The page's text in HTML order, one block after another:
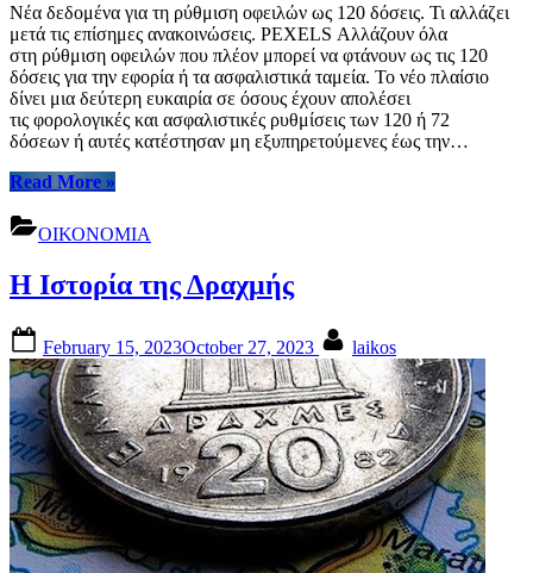
Νέα δεδομένα για τη ρύθμιση οφειλών ως 120 δόσεις. Τι αλλάζει
μετά τις επίσημες ανακοινώσεις. PEXELS Αλλάζουν όλα
στη ρύθμιση οφειλών που πλέον μπορεί να φτάνουν ως τις 120
δόσεις για την εφορία ή τα ασφαλιστικά ταμεία. Το νέο πλαίσιο
δίνει μια δεύτερη ευκαιρία σε όσους έχουν απολέσει
τις φορολογικές και ασφαλιστικές ρυθμίσεις των 120 ή 72
δόσεων ή αυτές κατέστησαν μη εξυπηρετούμενες έως την…
Read More“Ρύθμιση
ως
120
για
ασφαλιστικά
ταμεία
–
Παραδείγματα”
»
ΟΙΚΟΝΟΜΙΑ
H Ιστορία της Δραχμής
on
February 15, 2023October 27, 2023 laikos